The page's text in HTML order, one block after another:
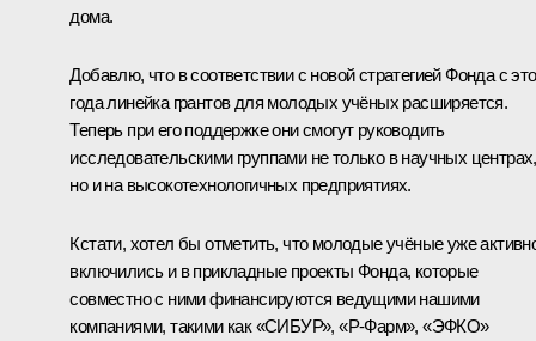
дома.
Добавлю, что в соответствии с новой стратегией Фонда с
года линейка грантов для молодых учёных расширяется.
Теперь при его поддержке они смогут руководить
исследовательскими группами не только в научных центрах,
но и на высокотехнологичных предприятиях.
Кстати, хотел бы отметить, что молодые учёные уже
включились и в прикладные проекты Фонда, которые
совместно с ними финансируются ведущими нашими
компаниями, такими как «СИБУР», «Р-Фарм», «ЭФКО»